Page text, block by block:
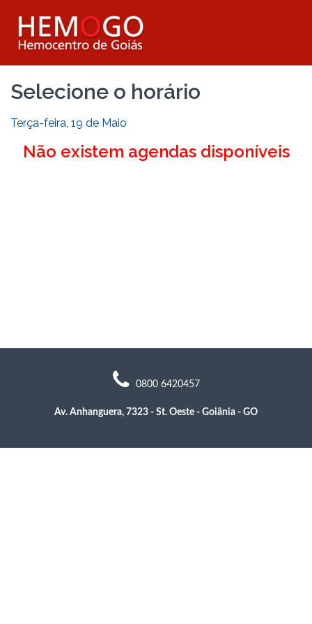
Selecione o horário
Terça-feira, 19 de Maio
Não existem agendas disponíveis
0800 6420457
Av. Anhanguera, 7323 - St. Oeste - Goiânia - GO